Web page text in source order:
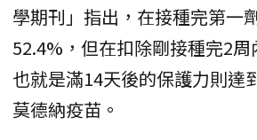
學期刊」指出，在接種完第一
52.4%，但在扣除剛接種完2周
也就是滿14天後的保護力則達
莫德納疫苗。